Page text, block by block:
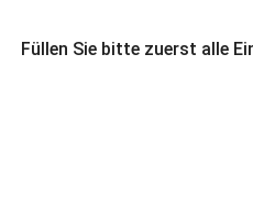
Füllen Sie bitte zuerst alle